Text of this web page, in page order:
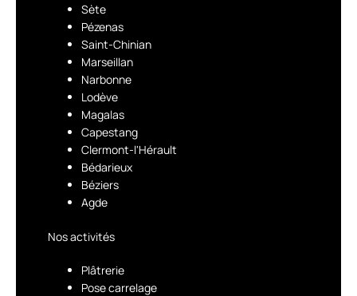
Sète
Pézenas
Saint-Chinian
Marseillan
Narbonne
Lodève
Magalas
Capestang
Clermont-l'Hérault
Bédarieux
Béziers
Agde
Nos activités
Plâtrerie
Pose carrelage